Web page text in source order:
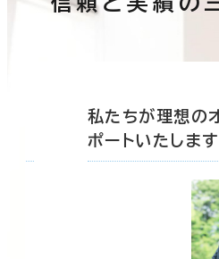
私たちが理想の
ポートいたします